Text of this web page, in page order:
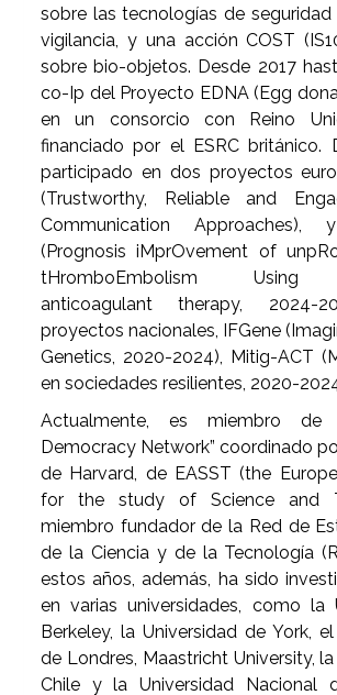
sobre las tecnologías de
vigilancia, y una acción COST
sobre bio-objetos. Desde 2017
co-Ip del Proyecto EDNA (Egg
en un consorcio con Reino
financiado por el ESRC británico.
participado en dos proyectos
(Trustworthy, Reliable and
Communication Approaches),
(Prognosis iMprOvement of
tHromboEmbolism Using
anticoagulant therapy,
proyectos nacionales, IFGene
Genetics, 2020-2024), Mitig-ACT
en sociedades resilientes, 2020-
Actualmente, es miembro de
Democracy Network” coordinado
de Harvard, de EASST (the
for the study of Science and
miembro fundador de la Red de
de la Ciencia y de la Tecnología
estos años, además, ha sido
en varias universidades, como la
Berkeley, la Universidad de York,
de Londres, Maastricht University,
Chile y la Universidad Nacional